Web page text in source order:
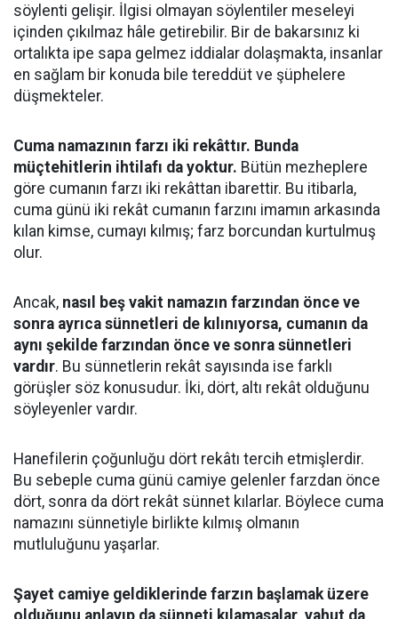
söylenti gelişir. İlgisi olmayan söylentiler meseleyi
içinden çıkılmaz hâle getirebilir. Bir de bakarsınız ki
ortalıkta ipe sapa gelmez iddialar dolaşmakta, insanlar
en sağlam bir konuda bile tereddüt ve şüphelere
düşmekteler.
Cuma namazının farzı iki rekâttır. Bunda
müçtehitlerin ihtilafı da yoktur. Bütün mezheplere
göre cumanın farzı iki rekâttan ibarettir. Bu itibarla,
cuma günü iki rekât cumanın farzını imamın arkasında
kılan kimse, cumayı kılmış; farz borcundan kurtulmuş
olur.
Ancak, nasıl beş vakit namazın farzından önce ve
sonra ayrıca sünnetleri de kılınıyorsa, cumanın da
aynı şekilde farzından önce ve sonra sünnetleri
vardır. Bu sünnetlerin rekât sayısında ise farklı
görüşler söz konusudur. İki, dört, altı rekât olduğunu
söyleyenler vardır.
Hanefilerin çoğunluğu dört rekâtı tercih etmişlerdir.
Bu sebeple cuma günü camiye gelenler farzdan önce
dört, sonra da dört rekât sünnet kılarlar. Böylece cuma
namazını sünnetiyle birlikte kılmış olmanın
mutluluğunu yaşarlar.
Şayet camiye geldiklerinde farzın başlamak üzere
olduğunu anlayıp da sünneti kılamasalar, yahut da